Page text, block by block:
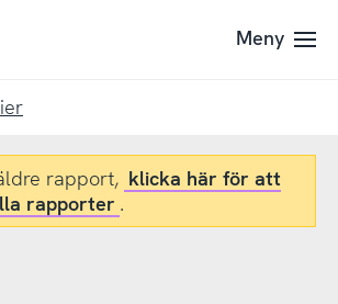
Meny
rapport, klicka här för att
rapporter .